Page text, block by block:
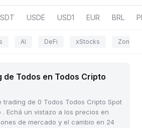
USDE USD1 EUR BRL
AI DeFi xStocks Zona
de Todos en Todos Cripto
trading de 0 Todos Todos Cripto Spot
. Echá un vistazo a los precios en
de mercado y el cambio en 24